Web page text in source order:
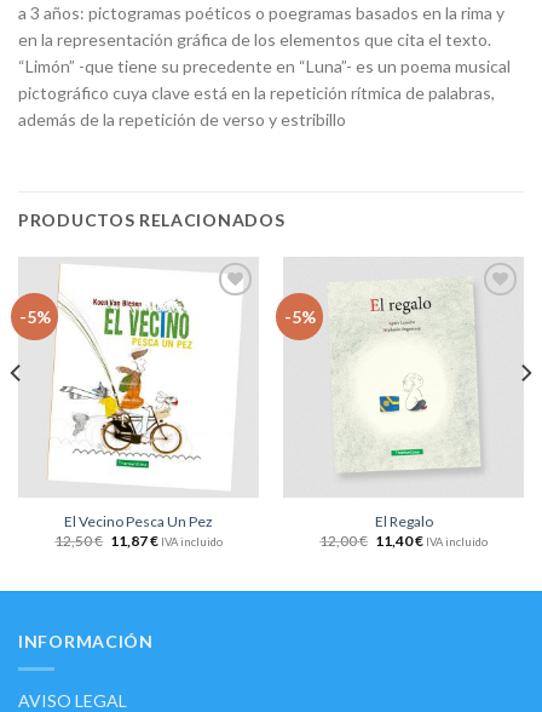
a 3 años: pictogramas poéticos o poegramas basados en la rima y
en la representación gráfica de los elementos que cita el texto.
“Limón” -que tiene su precedente en “Luna”- es un poema musical
pictográfico cuya clave está en la repetición rítmica de palabras,
además de la repetición de verso y estribillo
PRODUCTOS RELACIONADOS
-5%
El Vecino Pesca Un Pez
12,50€ 11,87€ IVA incluido
-5%
El Regalo
12,00€ 11,40€ IVA incluido
INFORMACIÓN
AVISO LEGAL